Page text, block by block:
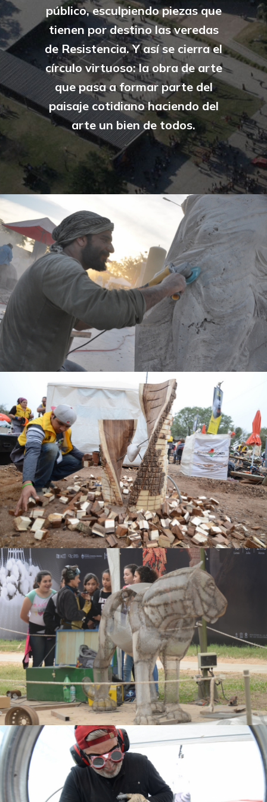
público, esculpiendo piezas que
tienen por destino las veredas
de Resistencia. Y así se cierra el
círculo virtuoso: la obra de arte
que pasa a formar parte del
paisaje cotidiano haciendo del
arte un bien de todos.